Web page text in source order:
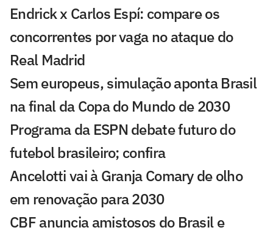
Endrick x Carlos Espí: compare os
concorrentes por vaga no ataque do
Real Madrid
Sem europeus, simulação aponta Brasil
na final da Copa do Mundo de 2030
Programa da ESPN debate futuro do
futebol brasileiro; confira
Ancelotti vai à Granja Comary de olho
em renovação para 2030
CBF anuncia amistosos do Brasil e